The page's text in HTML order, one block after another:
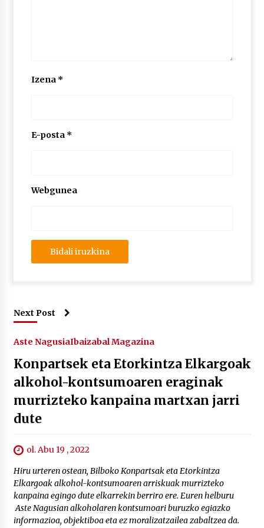
Izena *
E-posta *
Webgunea
Next Post
Aste NagusiaIbaizabal Magazina
Konpartsek eta Etorkintza Elkargoak
alkohol-kontsumoaren eraginak
murrizteko kanpaina martxan jarri
dute
ol. Abu 19 , 2022
Hiru urteren ostean, Bilboko Konpartsak eta Etorkintza
Elkargoak alkohol-kontsumoaren arriskuak murrizteko
kanpaina egingo dute elkarrekin berriro ere. Euren helburu
Aste Nagusian alkoholaren kontsumoari buruzko egiazko
informazioa, objektiboa eta ez moralizatzailea zabaltzea da.